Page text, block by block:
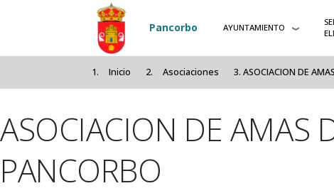
Pasar al contenido principal
Pancorbo AYUNTAMIENTO
Inicio Asociaciones ASOCIACION DE
ASOCIACION DE AMAS
PANCORBO